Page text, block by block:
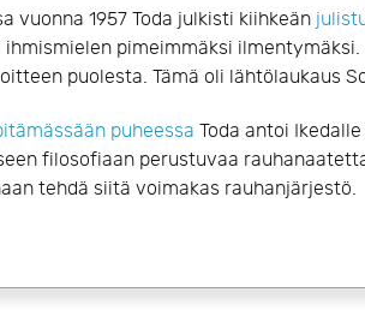
vuonna 1957 Toda julkisti kiihkeän
pimeimmäksi
puolesta. Tämä oli lähtölaukaus
puheessa Toda antoi
filosofiaan perustuvaa
tehdä siitä voimakas rauhanjärjestö.